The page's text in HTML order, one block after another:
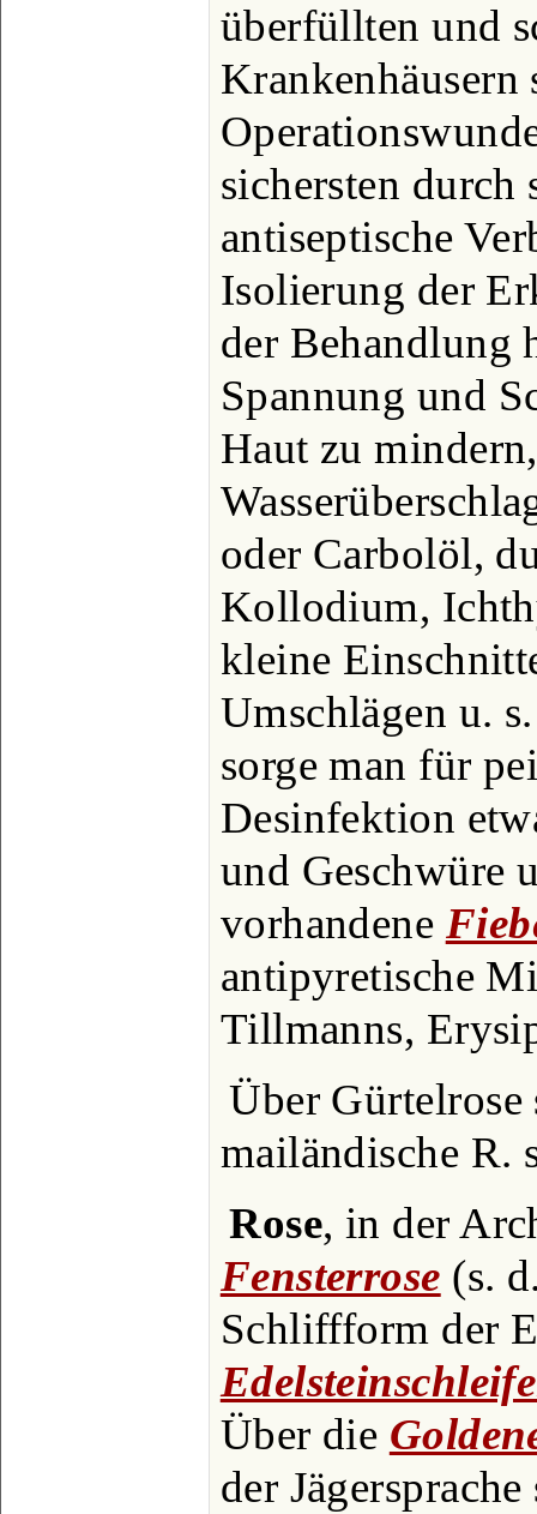
überfüllten und
sichersten
antiseptische
Isolierung der
der Behandlung
Spannung und
Haut zu
oder Carbolöl,
Kollodium,
kleine
Umschlägen u.
sorge man für
Desinfektion
und Geschwüre
vorhandene
antipyretische
Tillmanns,
Über
mailändische R.
Rose, in der
Fensterrose (s.
Schliffform der
Über die
der